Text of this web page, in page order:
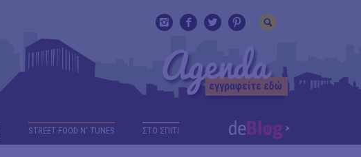
STREET FOOD N' TUNES ΣΤΟ ΣΠΙΤΙ